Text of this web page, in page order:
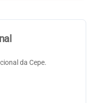
da Cepe.